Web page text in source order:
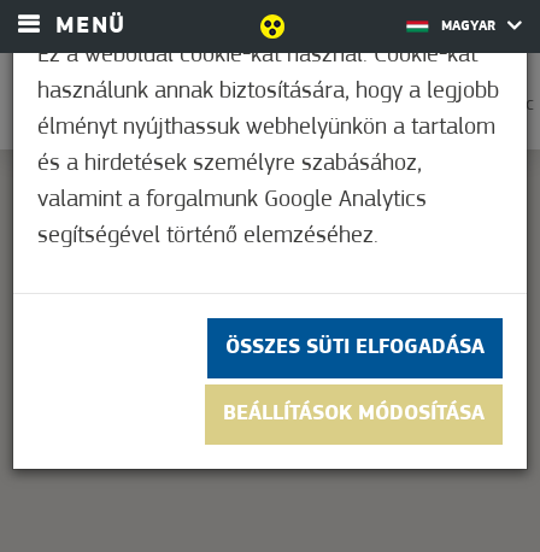
MENÜ MAGYAR
0
22,2°C
This page can't load Google Maps correctly.
Do you own this website? OK
Ez a weboldal cookie-kat használ. Cookie-kat
használunk annak biztosítására, hogy a legjobb
élményt nyújthassuk webhelyünkön a tartalom
és a hirdetések személyre szabásához,
valamint a forgalmunk Google Analytics
segítségével történő elemzéséhez.
ÖSSZES SÜTI ELFOGADÁSA
BEÁLLÍTÁSOK MÓDOSÍTÁSA